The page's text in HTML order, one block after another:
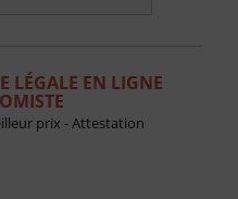
LÉGALE EN LIGNE
prix - Attestation